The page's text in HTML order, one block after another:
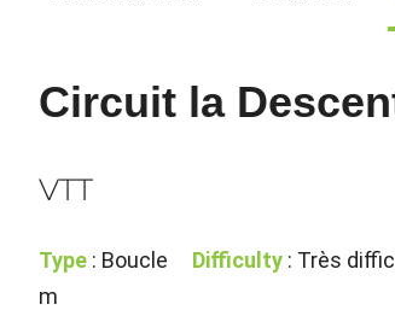
Circuit la
VTT
Type : Boucle Difficulty : Très
m